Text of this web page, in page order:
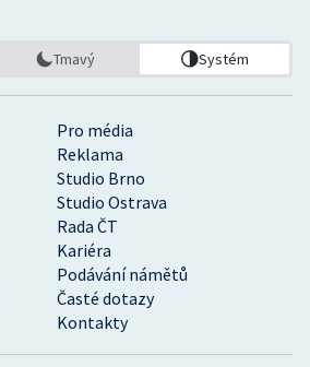
Pro média
Reklama
Studio Brno
Studio Ostrava
Rada ČT
Kariéra
Podávání námětů
Časté dotazy
Kontakty
Tmavý Systém